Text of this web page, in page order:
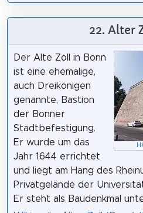
22. Alter
Der Alte Zoll in Bonn
ist eine ehemalige,
auch Dreikönigen
genannte, Bastion
der Bonner
Stadtbefestigung.
Er wurde um das
Jahr 1644 errichtet
und liegt am Hang des
Privatgelände der
Er steht als Baudenkmal